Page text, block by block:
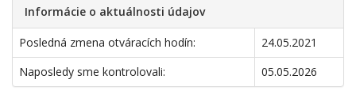
Informácie o aktuálnosti údajov
Posledná zmena otváracích hodín:
24.05.2021
Naposledy sme kontrolovali:
05.05.2026